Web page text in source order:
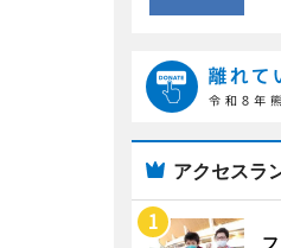
アクセスラ